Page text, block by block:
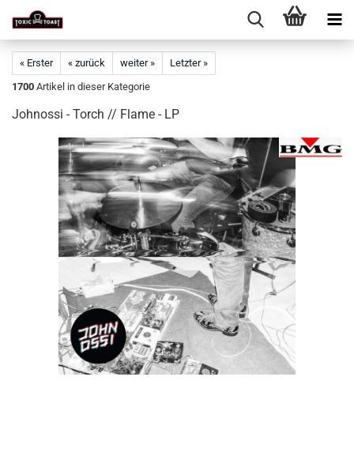
« Erster « zurück weiter »
Letzter »
1700 Artikel in dieser Kategorie
Johnossi - Torch // Flame - LP